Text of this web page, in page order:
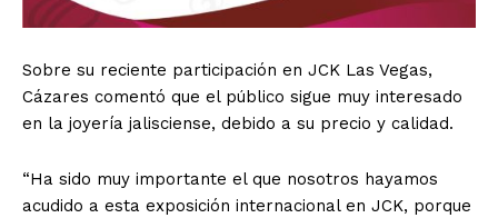
Sobre su reciente participación en JCK Las Vegas,
Cázares comentó que el público sigue muy interesado
en la joyería jalisciense, debido a su precio y calidad.
“Ha sido muy importante el que nosotros hayamos
acudido a esta exposición internacional en JCK, porque